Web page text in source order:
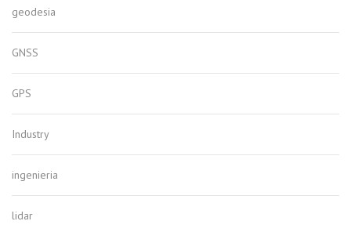
geodesia
GNSS
GPS
Industry
ingenieria
lidar